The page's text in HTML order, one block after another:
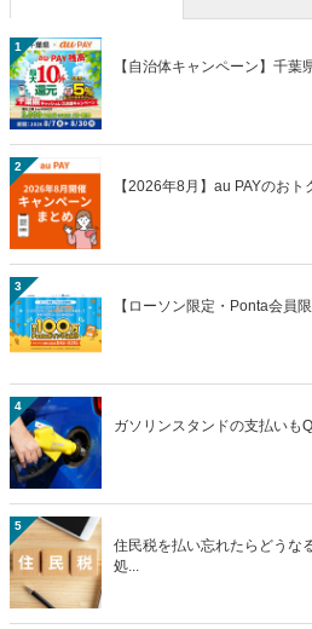
1
【自治体キャンペーン】千葉
2
【2026年8月】au PAYのお
3
【ローソン限定・Ponta会員
4
ガソリンスタンドの支払いも
5
住民税を払い忘れたらどうな
処...